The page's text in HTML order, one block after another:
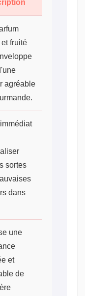
fruité
agréable
sortes
dans
une
et
de